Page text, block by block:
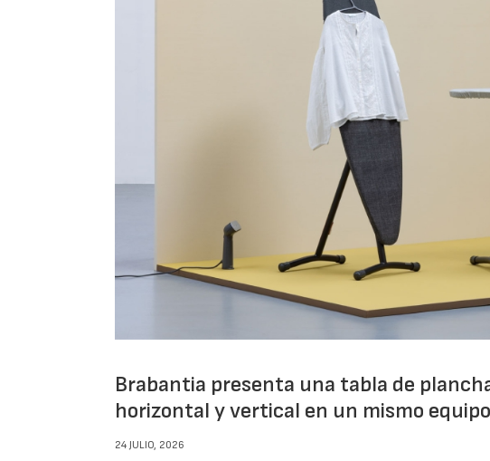
Brabantia presenta una tabla de
horizontal y vertical en un mismo equipo
24 JULIO, 2026